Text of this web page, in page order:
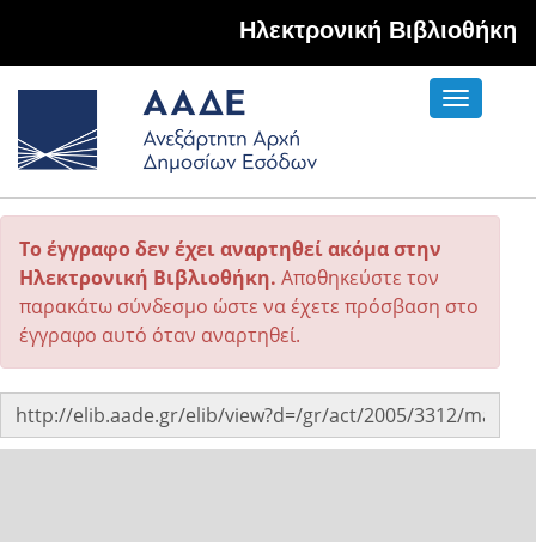
Hλεκτρονική Βιβλιοθήκη
Toggle
Το έγγραφο δεν έχει αναρτηθεί ακόμα στην
Ηλεκτρονική Βιβλιοθήκη. Αποθηκεύστε τον
παρακάτω σύνδεσμο ώστε να έχετε πρόσβαση στο
έγγραφο αυτό όταν αναρτηθεί.